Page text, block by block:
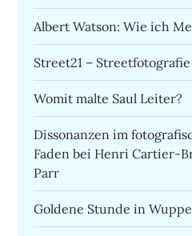
Albert Watson: Wie ich
Street21 –
Womit malte Saul Leiter?
Dissonanzen im
Faden bei Henri Cartier-
Parr
Goldene Stunde in